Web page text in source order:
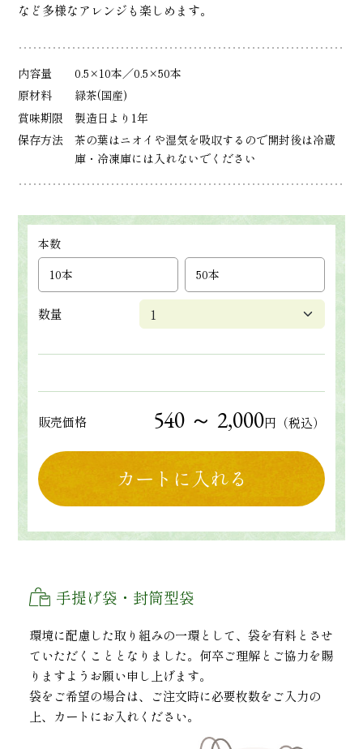
など多様なアレンジも楽しめます。
内容量
0.5×10本／0.5×50本
原材料
緑茶(国産)
賞味期限
製造日より1年
保存方法
茶の葉はニオイや湿気を吸収するので開封後は冷蔵
庫・冷凍庫には入れないでください
本数
10本
50本
数量
販売価格 540 ～ 2,000円（税込）
カートに入れる
手提げ袋・封筒型袋
環境に配慮した取り組みの一環として、袋を有料とさせ
ていただくこととなりました。何卒ご理解とご協力を賜
りますようお願い申し上げます。
袋をご希望の場合は、ご注文時に必要枚数をご入力の
上、カートにお入れください。